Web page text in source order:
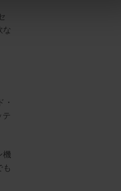
な
テ
機